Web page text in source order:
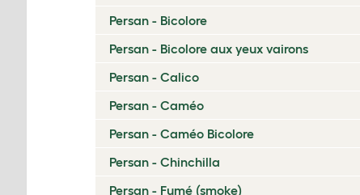
Persan - Bicolore
Persan - Bicolore aux yeux vairons
Persan - Calico
Persan - Caméo
Persan - Caméo Bicolore
Persan - Chinchilla
Persan - Fumé (smoke)